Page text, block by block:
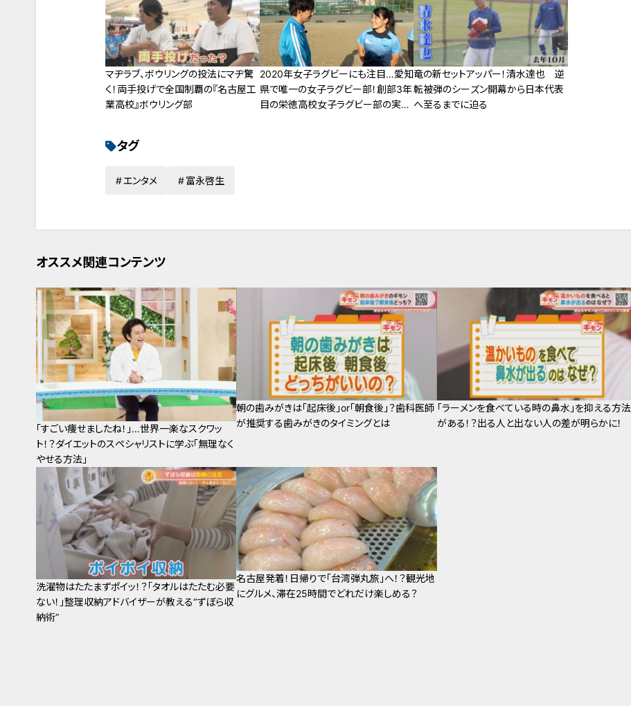
マヂラブ、ボウリングの投法にマヂ驚
く！両手投げで全国制覇の『名古屋工
業高校』ボウリング部
2020年女子ラグビーにも注目…愛知
県で唯一の女子ラグビー部！創部3年
目の栄徳高校女子ラグビー部の実力
竜の新セットアッパー！清水達也 逆
転被弾のシーズン開幕から日本代表
へ至るまでに迫る
タグ
エンタメ 富永啓生
オススメ関連コンテンツ
「すごい痩せましたね！」…世界一楽なスクワッ
ト！？ダイエットのスペシャリストに学ぶ「無理なく
やせる方法」
朝の歯みがきは「起床後」or「朝食後」？歯科医師
が推奨する歯みがきのタイミングとは
「ラーメンを食べている時の鼻水」を抑える方法
がある！？出る人と出ない人の差が明らかに！
洗濯物はたたまずポイッ！？「タオルはたたむ必要
ない！」整理収納アドバイザーが教える“ずぼら収
納術”
名古屋発着！日帰りで「台湾弾丸旅」へ！？観光地
にグルメ、滞在25時間でどれだけ楽しめる？